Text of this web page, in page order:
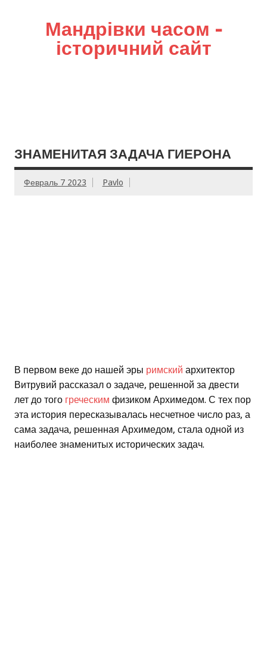
Мандрівки часом –
історичний сайт
ЗНАМЕНИТАЯ ЗАДАЧА ГИЕРОНА
Февраль 7 2023 Pavlo
В первом веке до нашей эры римский архитектор
Витрувий рассказал о задаче, решенной за двести
лет до того греческим физиком Архимедом. С тех пор
эта история пересказывалась несчетное число раз, а
сама задача, решенная Архимедом, стала одной из
наиболее знаменитых исторических задач.